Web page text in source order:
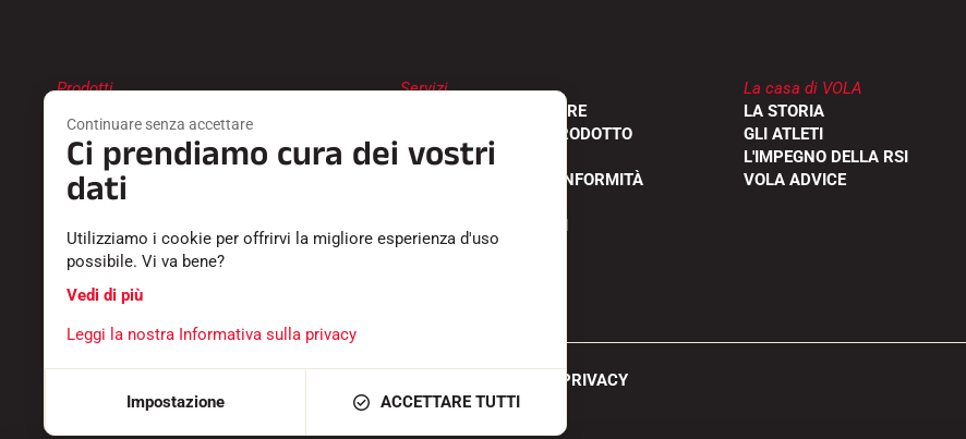
Prodotti
ACCESSORI
ATTREZZATURA
TESSILE
TEMPISTICA
Servizi
TROVA UN RIVENDITORE
RESTITUZIONE DEL PRODOTTO
CATALOGHI
DICHIARAZIONI DI CONFORMITÀ
DOMANDE FREQUENTI
La casa di VOLA
LA STORIA
GLI ATLETI
L'IMPEGNO DELLA RSI
VOLA ADVICE
INFORMATIVA SULLA PRIVACY
Continuare senza accettare
Ci prendiamo cura dei vostri
dati
Utilizziamo i cookie per offrirvi la migliore esperienza d'uso
possibile. Vi va bene?
Vedi di più
Leggi la nostra Informativa sulla privacy
Impostazione ACCETTARE TUTTI